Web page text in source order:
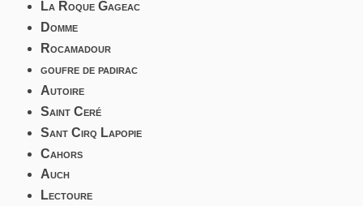
La Roque Gageac
Domme
Rocamadour
goufre de padirac
Autoire
Saint Ceré
Sant Cirq Lapopie
Cahors
Auch
Lectoure